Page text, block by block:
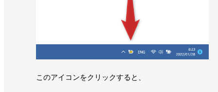
このアイコンをクリックすると、